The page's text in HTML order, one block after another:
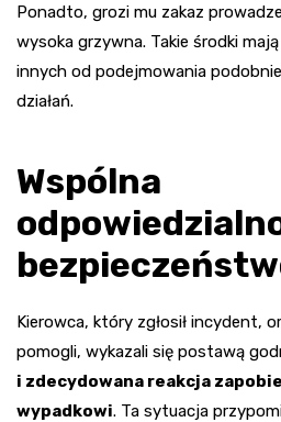
Ponadto, grozi mu zakaz
wysoka grzywna. Takie środki
innych od podejmowania
działań.
Wspólna
Kierowca, który zgłosił incydent,
pomogli, wykazali się postawą
i zdecydowana reakcja
wypadkowi. Ta sytuacja